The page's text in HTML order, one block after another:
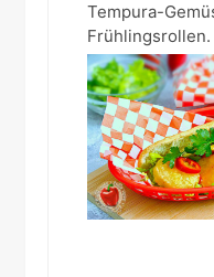
Tempura-